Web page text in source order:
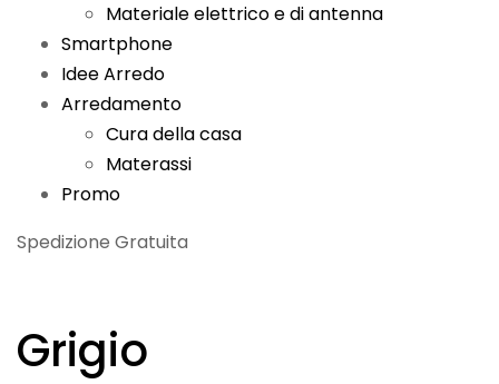
Materiale elettrico e di antenna
Smartphone
Idee Arredo
Arredamento
Cura della casa
Materassi
Promo
Spedizione Gratuita
Grigio